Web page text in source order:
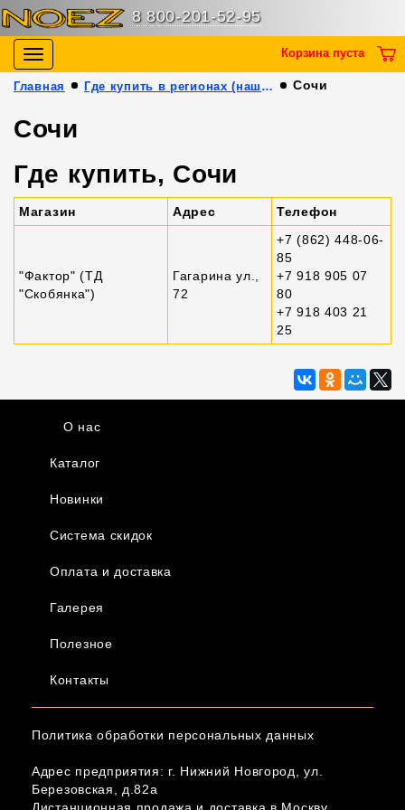
8 800-201-52-95
Toggle
navigation
Корзина пуста
Главная Где купить в регионах (наши партнёры) Сочи
Сочи
Где купить, Сочи
Магазин Адрес Телефон
"Фактор" (ТД
"Скобянка")
Гагарина ул.,
72
+7 (862) 448-06-
85
+7 918 905 07
80
+7 918 403 21
25
О нас
Каталог
Новинки
Система скидок
Оплата и доставка
Галерея
Полезное
Контакты
Политика обработки персональных данных
Адрес предприятия: г. Нижний Новгород, ул.
Березовская, д.82а
Дистанционная продажа и доставка в Москву,